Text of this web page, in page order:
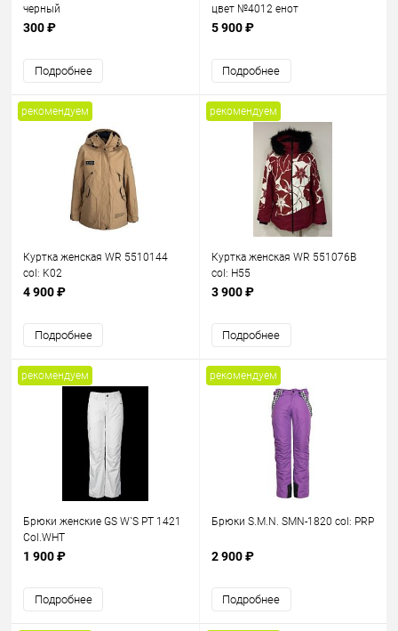
черный
300 ₽
Подробнее
цвет №4012 енот
5 900 ₽
Подробнее
рекомендуем
Куртка женская WR 5510144
col: K02
4 900 ₽
Подробнее
рекомендуем
Куртка женская WR 551076B
col: H55
3 900 ₽
Подробнее
рекомендуем
Брюки женские GS W`S PT 1421
Col.WHT
1 900 ₽
Подробнее
рекомендуем
Брюки S.M.N. SMN-1820 col: PRP
2 900 ₽
Подробнее